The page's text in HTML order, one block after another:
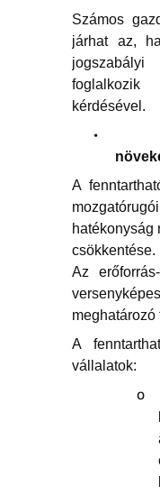
Számos
járhat az,
kérdésével.
·
A
hatékonyság
csökkentése.
Az
meghatározó
A
vállalatok:
o